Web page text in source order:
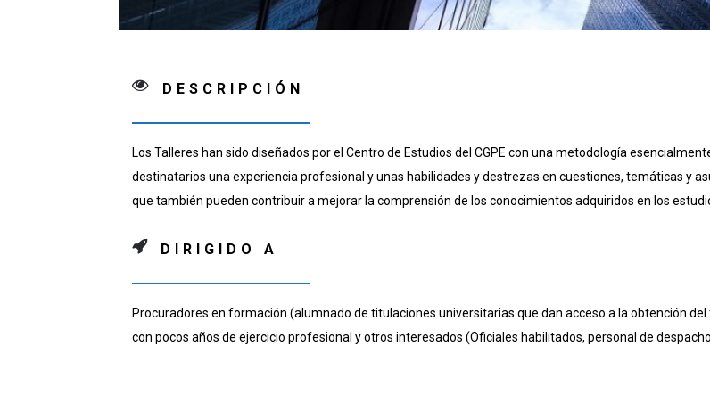
DESCRIPCIÓN
Los Talleres han sido diseñados por el Centro de Estudios del CGPE con una metodología
destinatarios una experiencia profesional y unas habilidades y destrezas en cuestiones, temáticas y
que también pueden contribuir a mejorar la comprensión de los conocimientos adquiridos en los
DIRIGIDO A
Procuradores en formación (alumnado de titulaciones universitarias que dan acceso a la obtención
con pocos años de ejercicio profesional y otros interesados (Oficiales habilitados, personal de